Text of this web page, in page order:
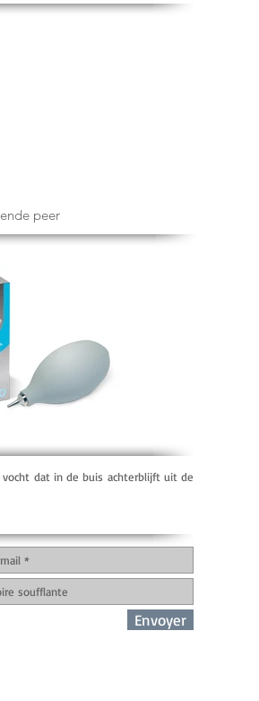
peer
dat in de buis achterblijft uit de
Envoyer